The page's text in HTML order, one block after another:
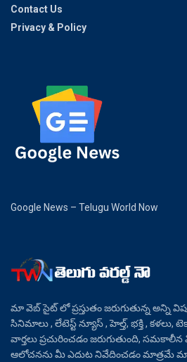
Contact Us
Privacy & Policy
Google News – Telugu World Now
మా వెబ్ సైట్ లో ప్రస్తుతం జరుగుతున్న
సినిమాలు , లేటెస్ట్ న్యూస్ , హెల్త్, భక్తి , కళలు,
వార్తలు ప్రచురించడం జరుగుతుంది,
ఆలోచనను మీ ఎదుట నివేదించడం మాత్రమే